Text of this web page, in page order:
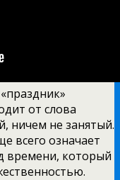
от слова
ничем не занятый.
всего означает
времени, который